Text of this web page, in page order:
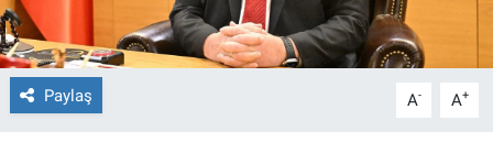
Paylaş A- A+
Ekonomi